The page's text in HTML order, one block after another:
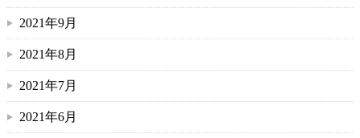
2021年9月
2021年8月
2021年7月
2021年6月